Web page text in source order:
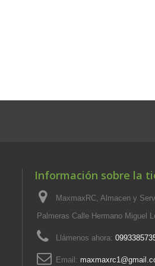
Información sobre la
MaxmaxRC, Almacen y
Palmeras Calle Hermano Miguel
Llámenos ahora:
Email: